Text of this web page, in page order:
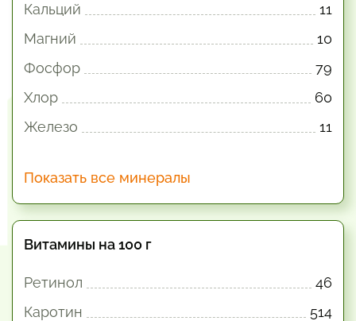
Кальций
11
Магний
10
Фосфор
79
Хлор
60
Железо
11
Показать все минералы
Витамины на 100 г
Ретинол
46
Каротин
514